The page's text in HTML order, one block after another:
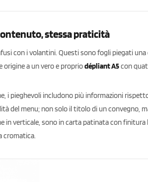
stessa praticità
con i volantini. Questi sono fogli piegati una
origine a un vero e propriodépliant A5con
i pieghevoli includono più informazioni
del menu; non solo il titolo di un convegno,
in verticale, sono in carta patinata con
cromatica.